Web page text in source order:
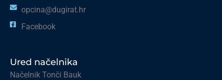
opcina@dugirat.hr
Facebook
Ured načelnika
Načelnik Tonči Bauk